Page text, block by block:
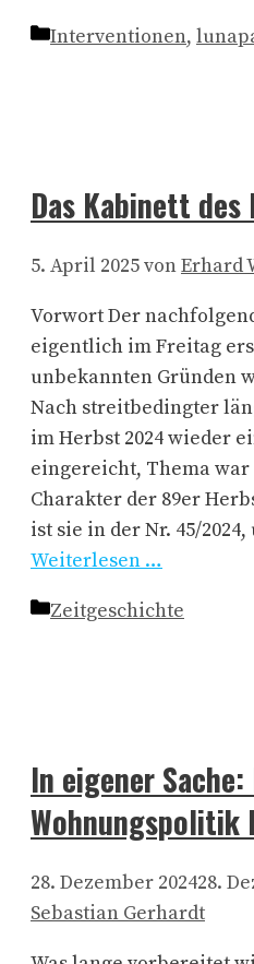
Kategorien
Interventionen,
Das Kabinett des
5. April 2025vonErhard
Vorwort Der
eigentlich im Freitag
unbekannten Gründen
Nach streitbedingter
im Herbst 2024 wieder
eingereicht, Thema
Charakter der 89er
ist sie in der Nr. 45/
Weiterlesen …
Kategorien
Zeitgeschichte
In eigener
Wohnungspolitik
28. Dezember 202428.
Sebastian Gerhardt